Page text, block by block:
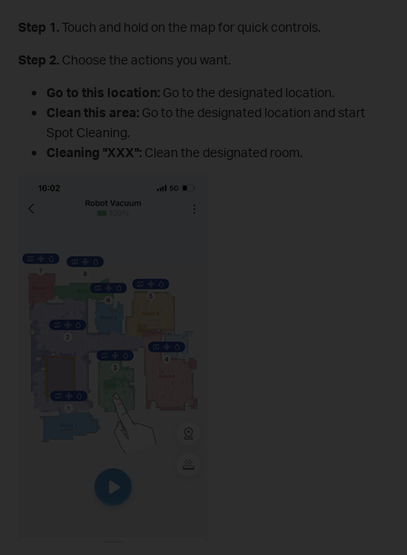
Step 1.Touch and hold on the map for quick controls.
Step 2. Choose the actions you want.
Go to this location:Go to the designated location.
Clean this area: Go to the designated location and start
Spot Cleaning.
Cleaning "XXX":Clean the designated room.